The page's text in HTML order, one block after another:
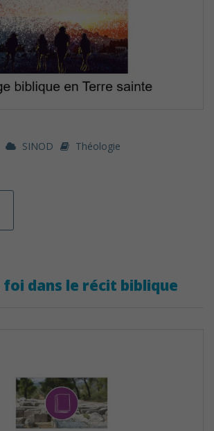
SINOD Théologie
dans le récit biblique